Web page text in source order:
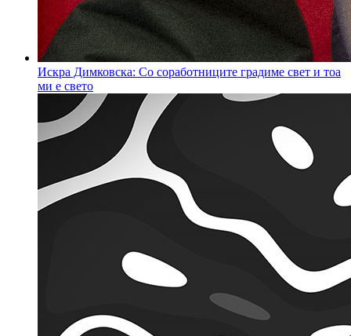
Искра Димковска: Со соработниците градиме свет и тоа
ми е свето